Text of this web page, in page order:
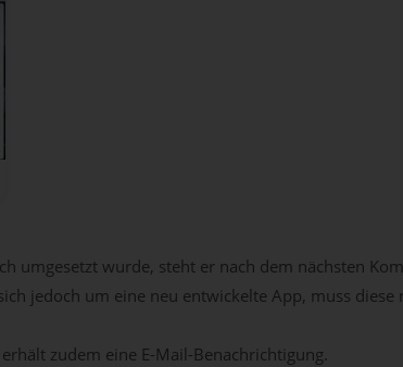
umgesetzt wurde, steht er nach dem nächsten
jedoch um eine neu entwickelte App, muss diese
zudem eine E-Mail-Benachrichtigung.